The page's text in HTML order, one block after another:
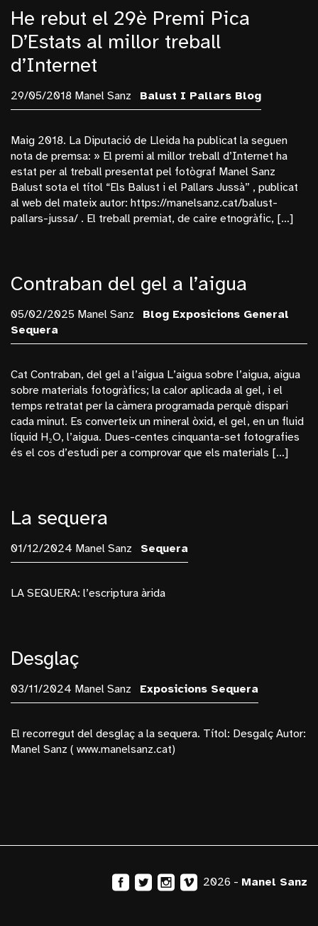
He rebut el 29è Premi Pica
D’Estats al millor treball
d’Internet
29/05/2018 Manel Sanz Balust I Pallars Blog
Maig 2018. La Diputació de Lleida ha publicat la seguen
nota de premsa: » El premi al millor treball d’Internet ha
estat per al treball presentat pel fotògraf Manel Sanz
Balust sota el títol “Els Balust i el Pallars Jussà” , publicat
al web del mateix autor: https://manelsanz.cat/balust-
pallars-jussa/ . El treball premiat, de caire etnogràfic, […]
Contraban del gel a l’aigua
05/02/2025 Manel Sanz Blog Exposicions General
Sequera
Cat Contraban, del gel a l’aigua L’aigua sobre l’aigua, aigua
sobre materials fotogràfics; la calor aplicada al gel, i el
temps retratat per la càmera programada perquè dispari
cada minut. Es converteix un mineral òxid, el gel, en un fluid
líquid H₂O, l’aigua. Dues-centes cinquanta-set fotografies
és el cos d’estudi per a comprovar que els materials […]
La sequera
01/12/2024 Manel Sanz Sequera
LA SEQUERA: l’escriptura àrida
Desglaç
03/11/2024 Manel Sanz Exposicions Sequera
El recorregut del desglaç a la sequera. Títol: Desgalç Autor:
Manel Sanz ( www.manelsanz.cat)
2026 - Manel Sanz